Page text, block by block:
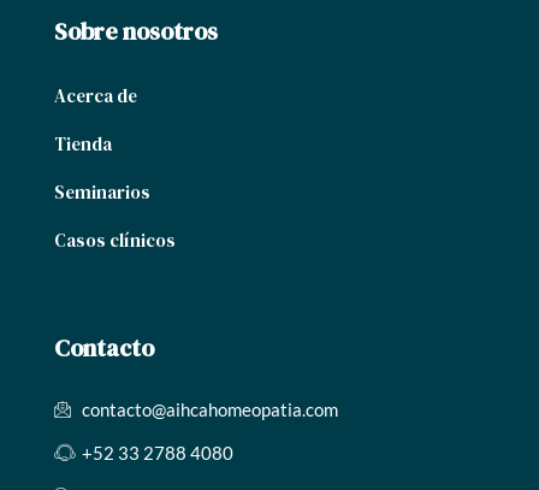
Sobre nosotros
Acerca de
Tienda
Seminarios
Casos clínicos
Contacto
contacto@aihcahomeopatia.com
+52 33 2788 4080